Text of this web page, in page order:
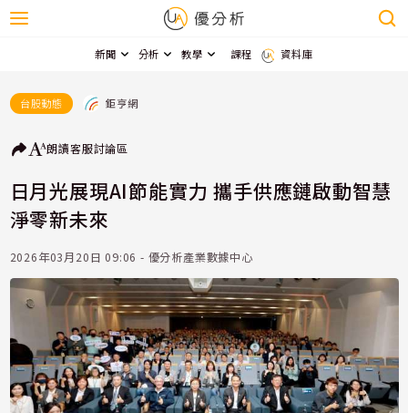
新聞 分析 教學 課程 資料庫
台股動態 鉅亨網
朗讀客服討論區
日月光展現AI節能實力 攜手供應鏈啟動智慧
淨零新未來
2026年03月20日 09:06 - 優分析產業數據中心